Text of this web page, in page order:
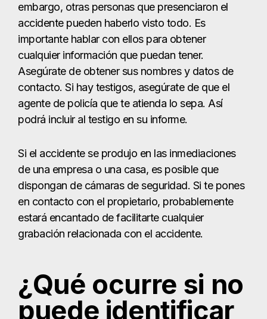
embargo, otras personas que presenciaron el
accidente pueden haberlo visto todo. Es
importante hablar con ellos para obtener
cualquier información que puedan tener.
Asegúrate de obtener sus nombres y datos de
contacto. Si hay testigos, asegúrate de que el
agente de policía que te atienda lo sepa. Así
podrá incluir al testigo en su informe.
Si el accidente se produjo en las inmediaciones
de una empresa o una casa, es posible que
dispongan de cámaras de seguridad. Si te pones
en contacto con el propietario, probablemente
estará encantado de facilitarte cualquier
grabación relacionada con el accidente.
¿Qué ocurre si no
puede identificar